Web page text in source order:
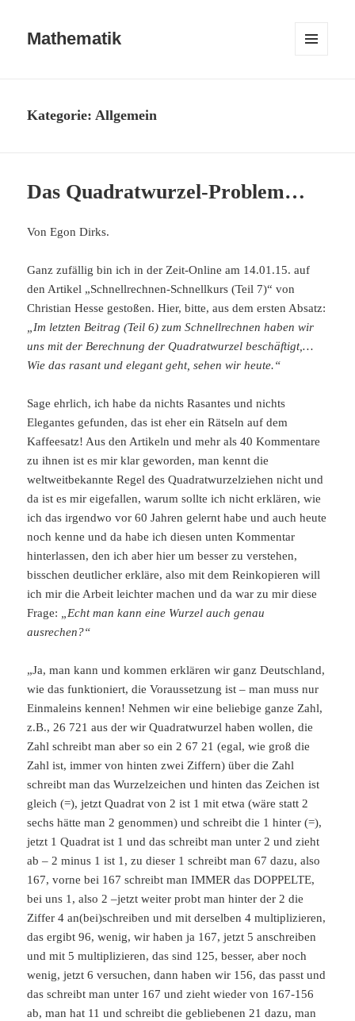
Mathematik
Kategorie:Allgemein
Das Quadratwurzel-Problem…
Von Egon Dirks.
Ganz zufällig bin ich in der Zeit-Online am 14.01.15. auf
den Artikel „Schnellrechnen-Schnellkurs (Teil 7)“ von
Christian Hesse gestoßen. Hier, bitte, aus dem ersten Absatz:
„Im letzten Beitrag (Teil 6) zum Schnellrechnen haben wir
uns mit der Berechnung der Quadratwurzel beschäftigt,…
Wie das rasant und elegant geht, sehen wir heute.“
Sage ehrlich, ich habe da nichts Rasantes und nichts
Elegantes gefunden, das ist eher ein Rätseln auf dem
Kaffeesatz! Aus den Artikeln und mehr als 40 Kommentare
zu ihnen ist es mir klar geworden, man kennt die
weltweitbekannte Regel des Quadratwurzelziehen nicht und
da ist es mir eigefallen, warum sollte ich nicht erklären, wie
ich das irgendwo vor 60 Jahren gelernt habe und auch heute
noch kenne und da habe ich diesen unten Kommentar
hinterlassen, den ich aber hier um besser zu verstehen,
bisschen deutlicher erkläre, also mit dem Reinkopieren will
ich mir die Arbeit leichter machen und da war zu mir diese
Frage: „Echt man kann eine Wurzel auch genau
ausrechen?“
„Ja, man kann und kommen erklären wir ganz Deutschland,
wie das funktioniert, die Voraussetzung ist – man muss nur
Einmaleins kennen! Nehmen wir eine beliebige ganze Zahl,
z.B., 26 721 aus der wir Quadratwurzel haben wollen, die
Zahl schreibt man aber so ein 2 67 21 (egal, wie groß die
Zahl ist, immer von hinten zwei Ziffern) über die Zahl
schreibt man das Wurzelzeichen und hinten das Zeichen ist
gleich (=), jetzt Quadrat von 2 ist 1 mit etwa (wäre statt 2
sechs hätte man 2 genommen) und schreibt die 1 hinter (=),
jetzt 1 Quadrat ist 1 und das schreibt man unter 2 und zieht
ab – 2 minus 1 ist 1, zu dieser 1 schreibt man 67 dazu, also
167, vorne bei 167 schreibt man IMMER das DOPPELTE,
bei uns 1, also 2 –jetzt weiter probt man hinter der 2 die
Ziffer 4 an(bei)schreiben und mit derselben 4 multiplizieren,
das ergibt 96, wenig, wir haben ja 167, jetzt 5 anschreiben
und mit 5 multiplizieren, das sind 125, besser, aber noch
wenig, jetzt 6 versuchen, dann haben wir 156, das passt und
das schreibt man unter 167 und zieht wieder von 167-156
ab, man hat 11 und schreibt die gebliebenen 21 dazu, man